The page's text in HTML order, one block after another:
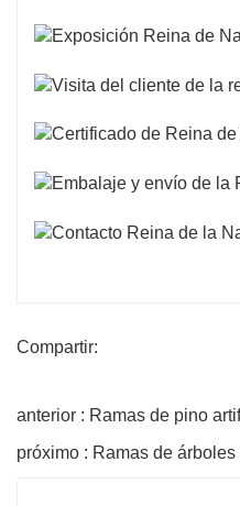
Compartir:
anterior : Ramas de pino
próximo : Ramas de